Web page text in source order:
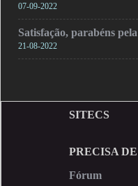
07-09-2022
Satisfação, parabéns
21-08-2022
SITECS
PRECISA
Fórum